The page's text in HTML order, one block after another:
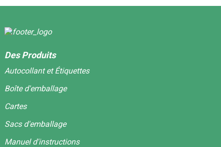
Des Produits
Autocollant et Étiquettes
Boîte d'emballage
Cartes
Sacs d'emballage
Manuel d'instructions